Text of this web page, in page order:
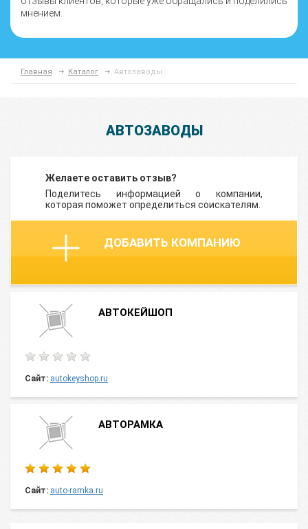
мнением.
Главная Каталог Автозаводы
АВТОЗАВОДЫ
Желаете оставить отзыв?
Поделитесь информацией о компании,
которая поможет определиться соискателям.
ДОБАВИТЬ КОМПАНИЮ
АВТОКЕЙШОП
Сайт: autokeyshop.ru
АВТОРАМКА
Сайт: auto-ramka.ru